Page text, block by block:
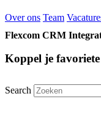
Over ons Team
Flexcom CRM
Koppel je favoriete
Search